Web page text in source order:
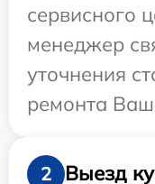
сервисного
менеджер
уточнения
ремонта
2
Выезд